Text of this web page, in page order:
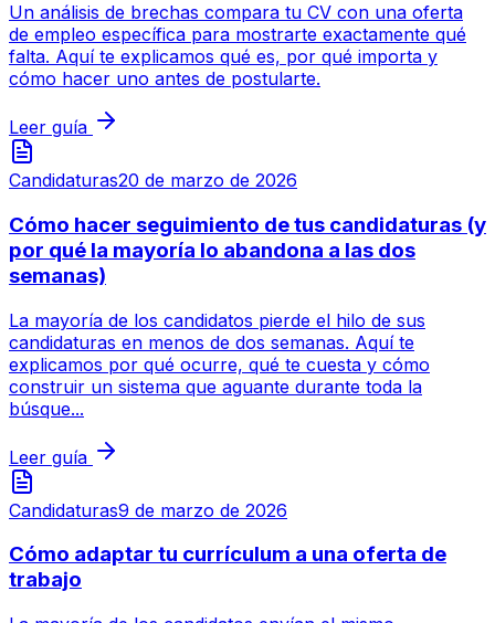
Un análisis de brechas compara tu CV con una oferta
de empleo específica para mostrarte exactamente qué
falta. Aquí te explicamos qué es, por qué importa y
cómo hacer uno antes de postularte.
Leer guía
Candidaturas20 de marzo de 2026
Cómo hacer seguimiento de tus candidaturas (y
por qué la mayoría lo abandona a las dos
semanas)
La mayoría de los candidatos pierde el hilo de sus
candidaturas en menos de dos semanas. Aquí te
explicamos por qué ocurre, qué te cuesta y cómo
construir un sistema que aguante durante toda la
búsque...
Leer guía
Candidaturas9 de marzo de 2026
Cómo adaptar tu currículum a una oferta de
trabajo